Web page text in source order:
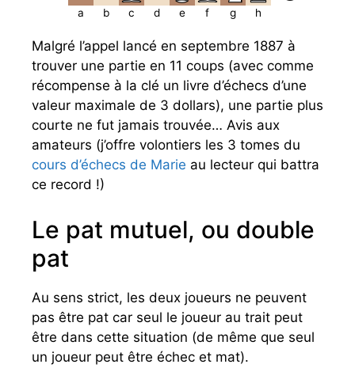
a
b c d e f g h
Malgré l’appel lancé en septembre 1887 à
trouver une partie en 11 coups (avec comme
récompense à la clé un livre d’échecs d’une
valeur maximale de 3 dollars), une partie plus
courte ne fut jamais trouvée… Avis aux
amateurs (j’offre volontiers les 3 tomes du
cours d’échecs de Marie au lecteur qui battra
ce record !)
Le pat mutuel, ou double
pat
Au sens strict, les deux joueurs ne peuvent
pas être pat car seul le joueur au trait peut
être dans cette situation (de même que seul
un joueur peut être échec et mat).